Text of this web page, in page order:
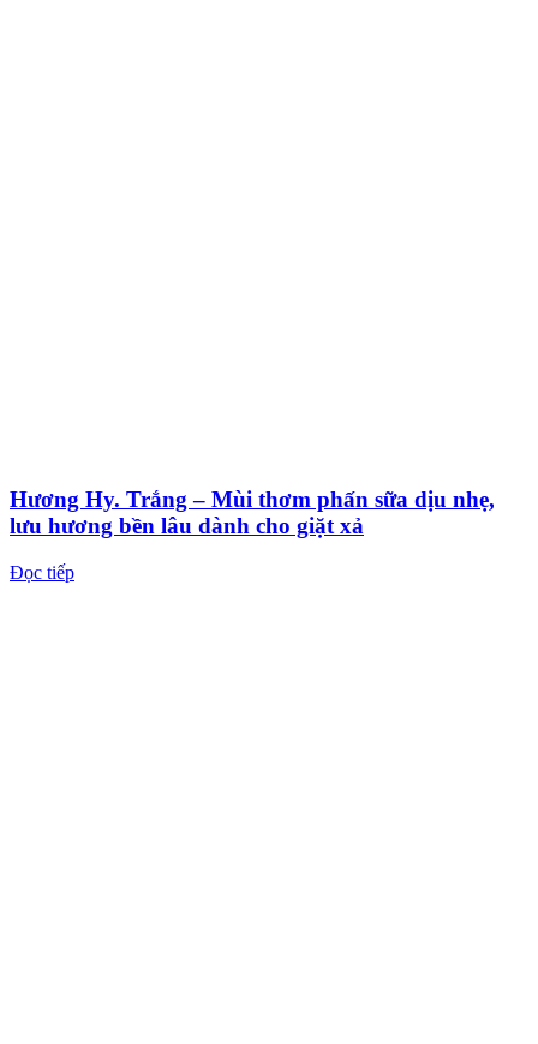
Hương Hy. Trắng – Mùi thơm phấn sữa dịu nhẹ,
lưu hương bền lâu dành cho giặt xả
Đọc tiếp